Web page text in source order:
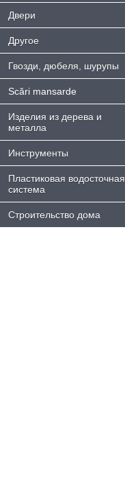
Двери
Другое
Гвозди, дюбеля, шурупы
Scări mansarde
Изделия из дерева и
металла
Инструменты
Пластиковая водосточная
система
Строительство дома